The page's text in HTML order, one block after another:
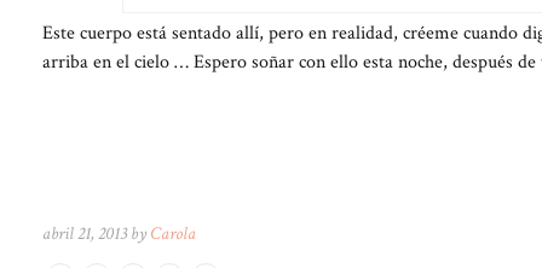
Este cuerpo está sentado allí, pero en realidad, créeme cuando
arriba en el cielo … Espero soñar con ello esta noche, después
abril 21, 2013 by Carola